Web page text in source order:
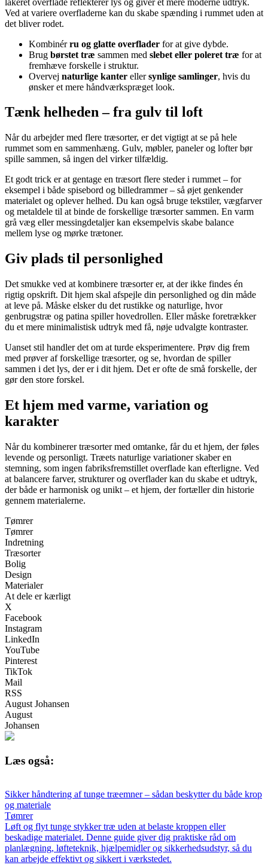
Ved at variere overfladerne kan du skabe spænding i rummet uden at
det bliver rodet.
Kombinérru og glatte overflader for at give dybde.
Brug børstet træ sammen med slebet eller poleret træ for at
fremhæve forskelle i struktur.
Overvej naturlige kanter ellersynlige samlinger, hvis du
ønsker et mere håndværkspræget look.
Tænk helheden – fra gulv til loft
Når du arbejder med flere træsorter, er det vigtigt at se på hele
rummet som en sammenhæng. Gulv, møbler, paneler og lofter bør
spille sammen, så ingen del virker tilfældig.
Et godt trick er at gentage en træsort flere steder i rummet – for
eksempel i både spisebord og billedrammer – så øjet genkender
materialet og oplever helhed. Du kan også bruge tekstiler, vægfarver
og metaldele til at binde de forskellige træsorter sammen. En varm
grå væg eller messingdetaljer kan eksempelvis skabe balance
mellem lyse og mørke trætoner.
Giv plads til personlighed
Det smukke ved at kombinere træsorter er, at der ikke findes én
rigtig opskrift. Dit hjem skal afspejle din personlighed og din måde
at leve på. Måske elsker du det rustikke og naturlige, hvor
genbrugstræ og patina spiller hovedrollen. Eller måske foretrækker
du et mere minimalistisk udtryk med få, nøje udvalgte kontraster.
Uanset stil handler det om at turde eksperimentere. Prøv dig frem
med prøver af forskellige træsorter, og se, hvordan de spiller
sammen i det lys, der er i dit hjem. Det er ofte de små forskelle, der
gør den store forskel.
Et hjem med varme, variation og
karakter
Når du kombinerer træsorter med omtanke, får du et hjem, der føles
levende og personligt. Træets naturlige variationer skaber en
stemning, som ingen fabriksfremstillet overflade kan efterligne. Ved
at balancere farver, strukturer og overflader kan du skabe et udtryk,
der både er harmonisk og unikt – et hjem, der fortæller din historie
gennem materialerne.
Tømrer
Tømrer
Indretning
Træsorter
Bolig
Design
Materialer
At dele er kærligt
X
Facebook
Instagram
LinkedIn
YouTube
Pinterest
TikTok
Mail
RSS
August Johansen
August
Johansen
Læs også:
Sikker håndtering af tunge træemner – sådan beskytter du både krop
og materiale
Tømrer
Løft og flyt tunge stykker træ uden at belaste kroppen eller
beskadige materialet. Denne guide giver dig praktiske råd om
planlægning, løfteteknik, hjælpemidler og sikkerhedsudstyr, så du
kan arbejde effektivt og sikkert i værkstedet.